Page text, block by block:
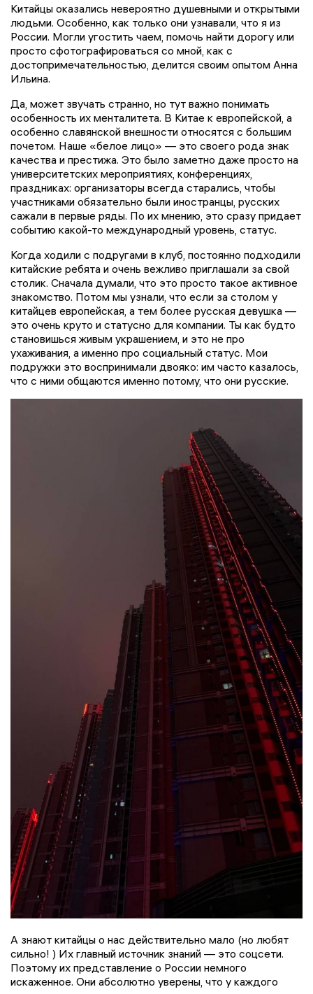
Китайцы оказались невероятно душевными и открытыми
людьми. Особенно, как только они узнавали, что я из
России. Могли угостить чаем, помочь найти дорогу или
просто сфотографироваться со мной, как с
достопримечательностью, делится своим опытом Анна
Ильина.
Да, может звучать странно, но тут важно понимать
особенность их менталитета. В Китае к европейской, а
особенно славянской внешности относятся с большим
почетом. Наше «белое лицо» — это своего рода знак
качества и престижа. Это было заметно даже просто на
университетских мероприятиях, конференциях,
праздниках: организаторы всегда старались, чтобы
участниками обязательно были иностранцы, русских
сажали в первые ряды. По их мнению, это сразу придает
событию какой-то международный уровень, статус.
Когда ходили с подругами в клуб, постоянно подходили
китайские ребята и очень вежливо приглашали за свой
столик. Сначала думали, что это просто такое активное
знакомство. Потом мы узнали, что если за столом у
китайцев европейская, а тем более русская девушка —
это очень круто и статусно для компании. Ты как будто
становишься живым украшением, и это не про
ухаживания, а именно про социальный статус. Мои
подружки это воспринимали двояко: им часто казалось,
что с ними общаются именно потому, что они русские.
А знают китайцы о нас действительно мало (но любят
сильно! ) Их главный источник знаний — это соцсети.
Поэтому их представление о России немного
искаженное. Они абсолютно уверены, что у каждого